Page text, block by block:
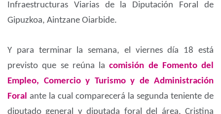
Infraestructuras Viarias de la Diputación Foral de
Gipuzkoa, Aintzane Oiarbide.
Y para terminar la semana, el viernes día 18 está
previsto que se reúna lacomisión de Fomento del
Empleo, Comercio y Turismo y de Administración
Foral ante la cual comparecerá la segunda teniente de
diputado general y diputada foral del área, Cristina